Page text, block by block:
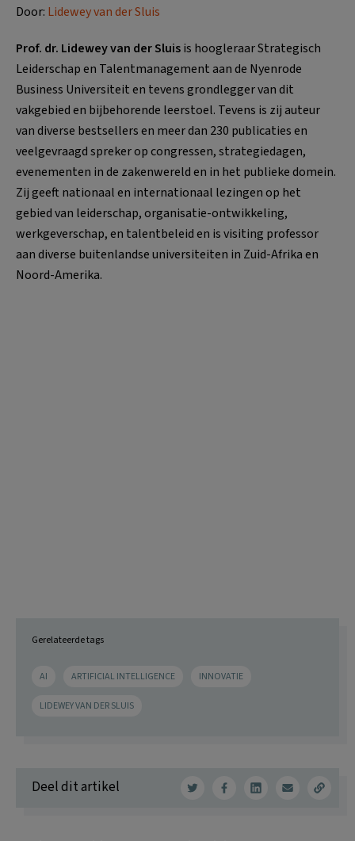
Door: Lidewey van der Sluis
Prof. dr. Lidewey van der Sluisis hoogleraar Strategisch
Leiderschap en Talentmanagement aan de Nyenrode
Business Universiteit en tevens grondlegger van dit
vakgebied en bijbehorende leerstoel. Tevens is zij auteur
van diverse bestsellers en meer dan 230 publicaties en
veelgevraagd spreker op congressen, strategiedagen,
evenementen in de zakenwereld en in het publieke domein.
Zij geeft nationaal en internationaal lezingen op het
gebied van leiderschap, organisatie-ontwikkeling,
werkgeverschap, en talentbeleid en is visiting professor
aan diverse buitenlandse universiteiten in Zuid-Afrika en
Noord-Amerika.
Gerelateerde tags
AI ARTIFICIAL INTELLIGENCE INNOVATIE
LIDEWEY VAN DER SLUIS
Deel dit artikel